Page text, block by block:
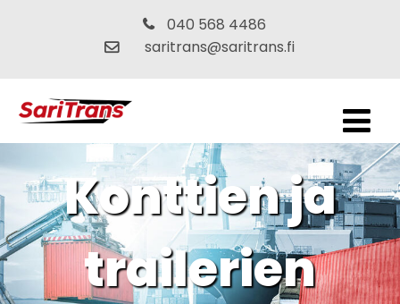
040 568 4486
saritrans@saritrans.fi
Konttien ja
trailerien